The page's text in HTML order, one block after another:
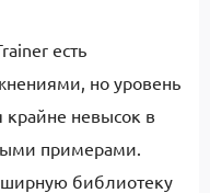
есть
но уровень
крайне невысок в
примерами.
библиотеку